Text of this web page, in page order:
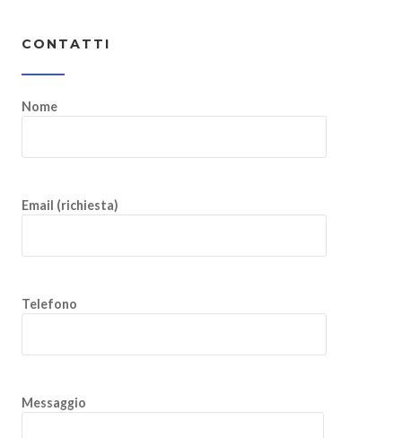
CONTATTI
Nome
Email (richiesta)
Telefono
Messaggio